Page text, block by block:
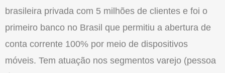
brasileira privada com 5 milhões de clientes e foi o
primeiro banco no Brasil que permitiu a abertura de
conta corrente 100% por meio de dispositivos
móveis. Tem atuação nos segmentos varejo (pessoa